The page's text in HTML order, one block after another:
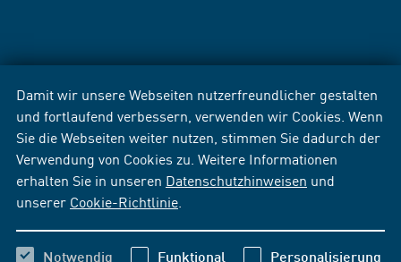
Damit wir unsere Webseiten nutzerfreundlicher gestalten
und fortlaufend verbessern, verwenden wir Cookies. Wenn
Sie die Webseiten weiter nutzen, stimmen Sie dadurch der
Verwendung von Cookies zu. Weitere Informationen
erhalten Sie in unseren Datenschutzhinweisen und
unserer Cookie-Richtlinie
Notwendig Funktional Personalisierung